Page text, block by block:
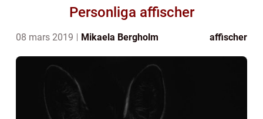
Personliga affischer
08 mars 2019 Mikaela Bergholm affischer